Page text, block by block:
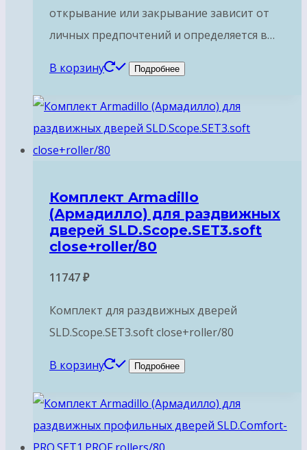
открывание или закрывание зависит от
личных предпочтений и определяется в…
В корзину Подробнее
Комплект Armadillo
(Армадилло) для раздвижных
дверей SLD.Scope.SET3.soft
close+roller/80
11747₽
Комплект для раздвижных дверей
SLD.Scope.SET3.soft close+roller/80
В корзину Подробнее